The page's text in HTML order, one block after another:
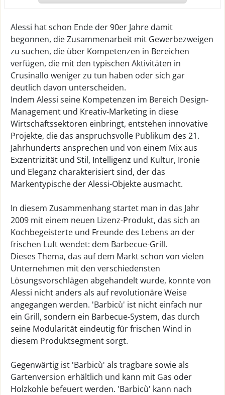
Alessi hat schon Ende der 90er Jahre damit
begonnen, die Zusammenarbeit mit Gewerbezweigen
zu suchen, die über Kompetenzen in Bereichen
verfügen, die mit den typischen Aktivitäten in
Crusinallo weniger zu tun haben oder sich gar
deutlich davon unterscheiden.
Indem Alessi seine Kompetenzen im Bereich Design-
Management und Kreativ-Marketing in diese
Wirtschaftssektoren einbringt, entstehen innovative
Projekte, die das anspruchsvolle Publikum des 21.
Jahrhunderts ansprechen und von einem Mix aus
Exzentrizität und Stil, Intelligenz und Kultur, Ironie
und Eleganz charakterisiert sind, der das
Markentypische der Alessi-Objekte ausmacht.
In diesem Zusammenhang startet man in das Jahr
2009 mit einem neuen Lizenz-Produkt, das sich an
Kochbegeisterte und Freunde des Lebens an der
frischen Luft wendet: dem Barbecue-Grill.
Dieses Thema, das auf dem Markt schon von vielen
Unternehmen mit den verschiedensten
Lösungsvorschlägen abgehandelt wurde, konnte von
Alessi nicht anders als auf revolutionäre Weise
angegangen werden. 'Barbicù' ist nicht einfach nur
ein Grill, sondern ein Barbecue-System, das durch
seine Modularität eindeutig für frischen Wind in
diesem Produktsegment sorgt.
Gegenwärtig ist 'Barbicù' als tragbare sowie als
Gartenversion erhältlich und kann mit Gas oder
Holzkohle befeuert werden. 'Barbicù' kann nach